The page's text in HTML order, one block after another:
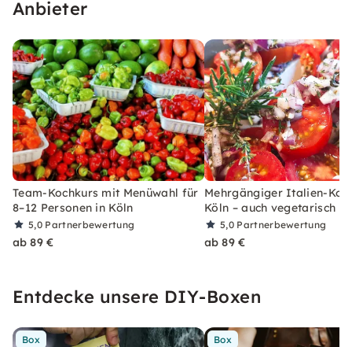
Anbieter
Team-Kochkurs mit Menüwahl für
8–12 Personen in Köln
5,0 Partnerbewertung
ab 89 €
Mehrgängiger Italien-
Köln – auch vegetarisch
5,0 Partnerbewertung
ab 89 €
Entdecke unsere DIY-Boxen
Box Box